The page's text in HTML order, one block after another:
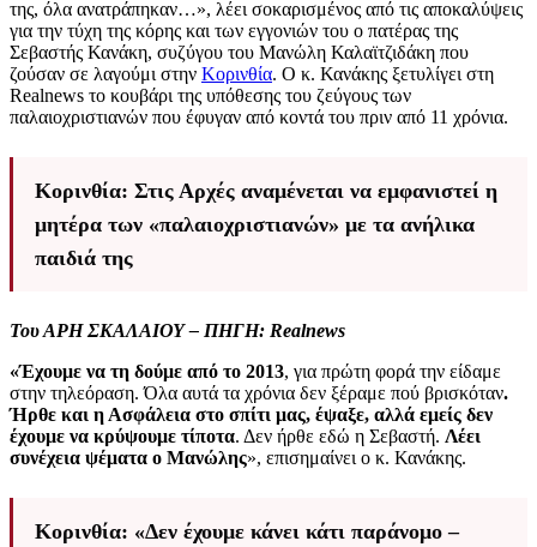
της, όλα ανατράπηκαν…», λέει σοκαρισμένος από τις αποκαλύψεις
για την τύχη της κόρης και των εγγονιών του ο πατέρας της
Σεβαστής Κανάκη, συζύγου του Μανώλη Καλαϊτζιδάκη που
ζούσαν σε λαγούμι στην Κορινθία. Ο κ. Κανάκης ξετυλίγει στη
Realnews το κουβάρι της υπόθεσης του ζεύγους των
παλαιοχριστιανών που έφυγαν από κοντά του πριν από 11 χρόνια.
Κορινθία: Στις Αρχές αναμένεται να εμφανιστεί η
μητέρα των «παλαιοχριστιανών» με τα ανήλικα
παιδιά της
Του ΑΡΗ ΣΚΑΛΑΙΟΥ – ΠΗΓΗ: Realnews
«Έχουμε να τη δούμε από το 2013, για πρώτη φορά την είδαμε
στην τηλεόραση. Όλα αυτά τα χρόνια δεν ξέραμε πού βρισκόταν.
Ήρθε και η Ασφάλεια στο σπίτι μας, έψαξε, αλλά εμείς δεν
έχουμε να κρύψουμε τίποτα. Δεν ήρθε εδώ η Σεβαστή. Λέει
συνέχεια ψέματα ο Μανώλης», επισημαίνει ο κ. Κανάκης.
Κορινθία: «Δεν έχουμε κάνει κάτι παράνομο –